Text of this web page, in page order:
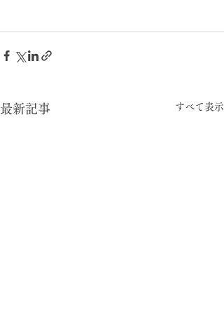
最新記事 すべて表示